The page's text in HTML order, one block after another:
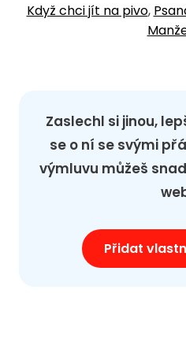
Když chci jít na pivo,
Zaslechl si jinou,
se o ní se svými
výmluvu můžeš
Přidat